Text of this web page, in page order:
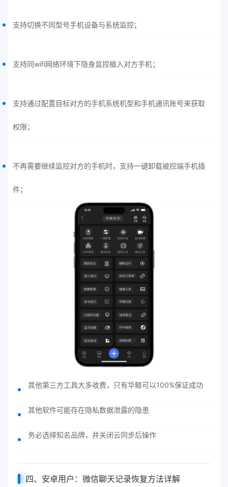
支持切换不同型号手机设备与系统监控；
支持同wifi网络环境下隐身监控植入对方手机；
支持通过配置目标对方的手机系统机型和手机通讯账号来获取
权限；
不再需要继续监控对方的手机时，支持一键卸载被控端手机插
件；
其他第三方工具大多收费，只有华鲸可以100%保证成功
其他软件可能存在隐私数据泄露的隐患
务必选择知名品牌，并关闭云同步后操作
四、安卓用户：微信聊天记录恢复方法详解